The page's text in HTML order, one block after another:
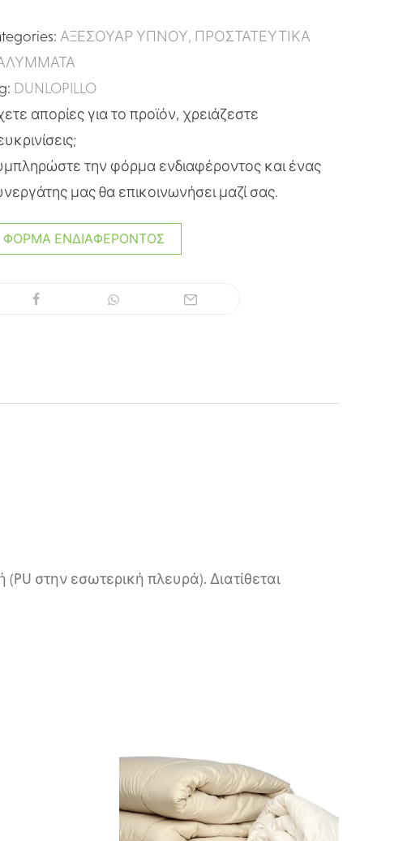
ΑΞΕΣΟΥΑΡ ΥΠΝΟΥ, ΠΡΟΣΤΑΤΕΥΤΙΚΑ
DUNLOPILLO
απορίες για το προϊόν, χρειάζεστε
την φόρμα ενδιαφέροντος και ένας
μας θα επικοινωνήσει μαζί σας.
ΦΌΡΜΑ ΕΝΔΙΑΦΈΡΟΝΤΟΣ
στην εσωτερική πλευρά). ∆ιατίθεται